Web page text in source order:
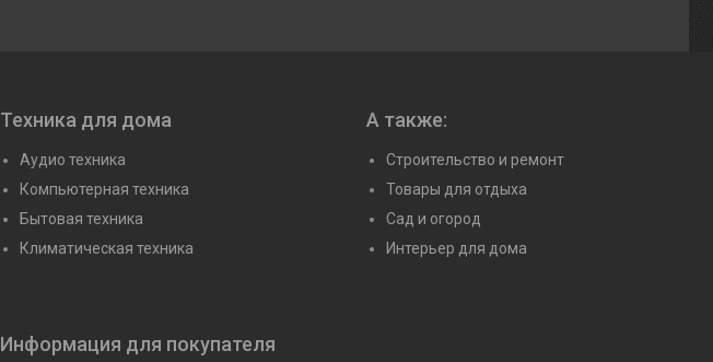
Техника для дома
Аудио техника
Компьютерная техника
Бытовая техника
Климатическая техника
А также:
Строительство и ремонт
Товары для отдыха
Сад и огород
Интерьер для дома
Информация для покупателя